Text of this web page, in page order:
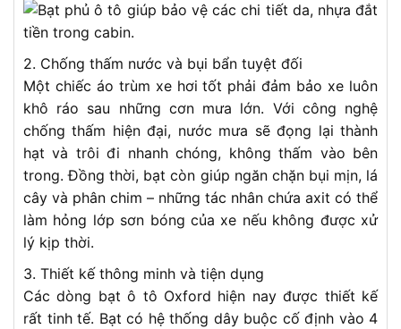
2. Chống thấm nước và bụi bẩn tuyệt đối
Một chiếc áo trùm xe hơi tốt phải đảm bảo xe luôn
khô ráo sau những cơn mưa lớn. Với công nghệ
chống thấm hiện đại, nước mưa sẽ đọng lại thành
hạt và trôi đi nhanh chóng, không thấm vào bên
trong. Đồng thời, bạt còn giúp ngăn chặn bụi mịn, lá
cây và phân chim – những tác nhân chứa axit có thể
làm hỏng lớp sơn bóng của xe nếu không được xử
lý kịp thời.
3. Thiết kế thông minh và tiện dụng
Các dòng bạt ô tô Oxford hiện nay được thiết kế
rất tinh tế. Bạt có hệ thống dây buộc cố định vào 4